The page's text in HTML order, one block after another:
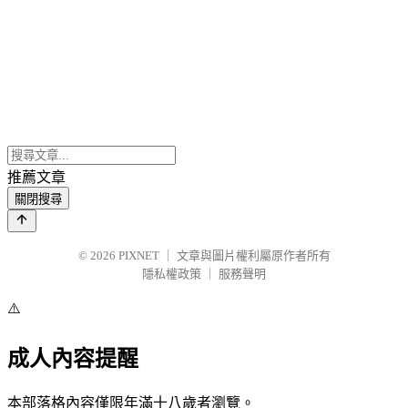
推薦文章
關閉搜尋
© 2026 PIXNET
文章與圖片權利屬原作者所有
隱私權政策
服務聲明
⚠️
成人內容提醒
本部落格內容僅限年滿十八歲者瀏覽。